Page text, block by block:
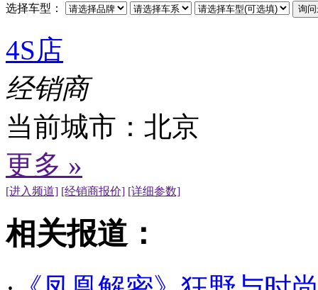
选择车型：
4S店
经销商
当前城市： 北京
更多 »
[进入频道] [经销商报价] [详细参数]
相关报道：